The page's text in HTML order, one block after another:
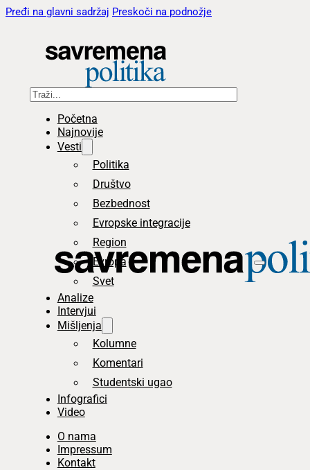
Pređi na glavni sadržaj Preskoči na podnožje
Pretraga
Početna
Najnovije
Vesti
Politika
Društvo
Bezbednost
Evropske integracije
Region
Evropa
Svet
Analize
Intervjui
Mišljenja
Kolumne
Komentari
Studentski ugao
Infografici
Video
O nama
Impressum
Kontakt